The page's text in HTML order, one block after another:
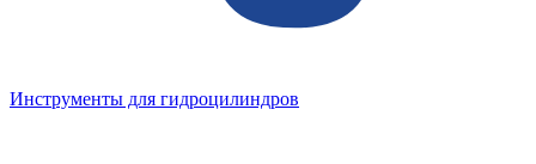
Инструменты для гидроцилиндров